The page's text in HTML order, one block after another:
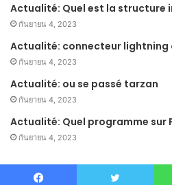
Actualité: Quel est la structure
กันยายน 4, 2023
Actualité: connecteur lightning
กันยายน 4, 2023
Actualité: ou se passé tarzan
กันยายน 4, 2023
Actualité: Quel programme sur
กันยายน 4, 2023